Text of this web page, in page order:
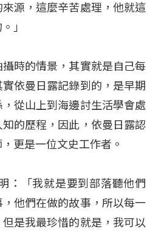
源，這麼辛苦處理，他就這
」
時的情景，其實就是自己每
依曼日露記錄到的，是早期
從山上到海邊討生活學會處
的歷程，因此，依曼日露認
更是一位文史工作者。
：「我就是要到部落聽他們
他們在做的故事，所以每一
是我最珍惜的就是，我可以